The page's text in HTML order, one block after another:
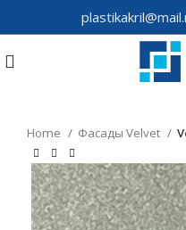
Home Фасады Velvet